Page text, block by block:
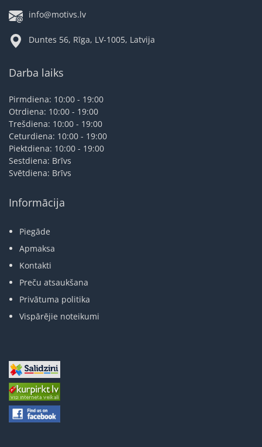
info@motivs.lv
Duntes 56, Rīga, LV-1005, Latvija
Darba laiks
Pirmdiena: 10:00 - 19:00
Otrdiena: 10:00 - 19:00
Trešdiena: 10:00 - 19:00
Ceturdiena: 10:00 - 19:00
Piektdiena: 10:00 - 19:00
Sestdiena: Brīvs
Svētdiena: Brīvs
Informācija
Piegāde
Apmaksa
Kontakti
Preču atsaukšana
Privātuma politika
Vispārējie noteikumi